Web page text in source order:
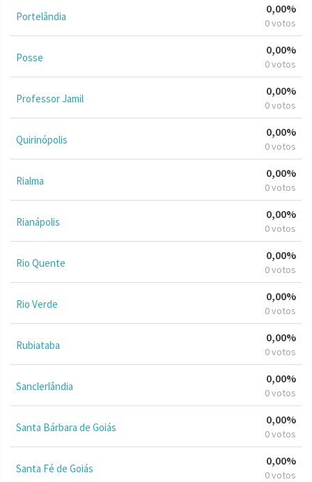
Portelândia
0,00%
0 votos
Posse
0,00%
0 votos
Professor Jamil
0,00%
0 votos
Quirinópolis
0,00%
0 votos
Rialma
0,00%
0 votos
Rianápolis
0,00%
0 votos
Rio Quente
0,00%
0 votos
Rio Verde
0,00%
0 votos
Rubiataba
0,00%
0 votos
Sanclerlândia
0,00%
0 votos
Santa Bárbara de Goiás
0,00%
0 votos
Santa Fé de Goiás
0,00%
0 votos